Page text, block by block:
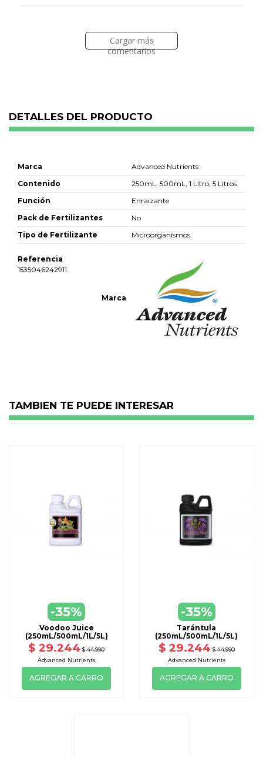
Cargar más
comentarios
DETALLES DEL PRODUCTO
Marca
Advanced Nutrients
Contenido
250mL, 500mL, 1 Litro, 5 Litros
Función
Enraizante
Pack de Fertilizantes
No
Tipo de Fertilizante
Microorganismos
Marca
Referencia
1535046242911
TAMBIEN TE PUEDE INTERESAR
-35%
Voodoo Juice
(250mL/500mL/1L/5L)
$ 29.244 $ 44.990
Advanced Nutrients
AGREGAR A CARRO
-35%
Tarántula
(250mL/500mL/1L/5L)
$ 29.244 $ 44.990
Advanced Nutrients
AGREGAR A CARRO